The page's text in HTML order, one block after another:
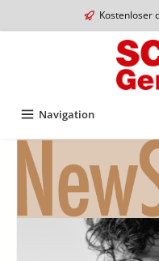
Kostenloser
Navigation